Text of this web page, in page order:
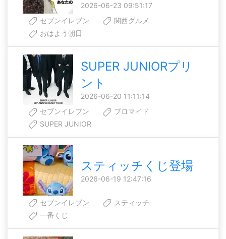
2026-06-23 09:51:17
セブンイレブン
関西グルメ
おはよう朝日
SUPER JUNIORプリ
ント
2026-06-20 11:11:14
セブンイレブン
ブロマイド
SUPER JUNIOR
スティッチくじ登場
2026-06-19 12:47:16
セブンイレブン
スティッチ
一番くじ